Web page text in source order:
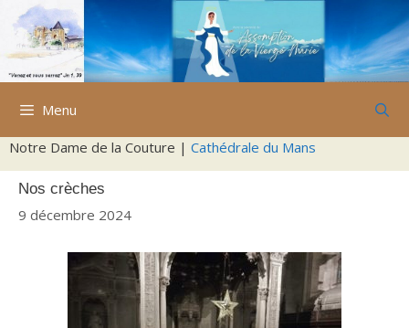
Aller
contenu
Menu
Notre Dame de la Couture | Cathédrale du Mans
Nos crèches
9 décembre 2024